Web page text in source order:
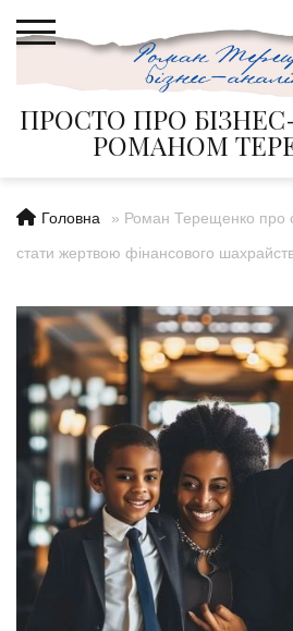
ПРОСТО ПРО
РОМАНОМ
Головна » Роман Терещенко про
стати жертвою фінансового